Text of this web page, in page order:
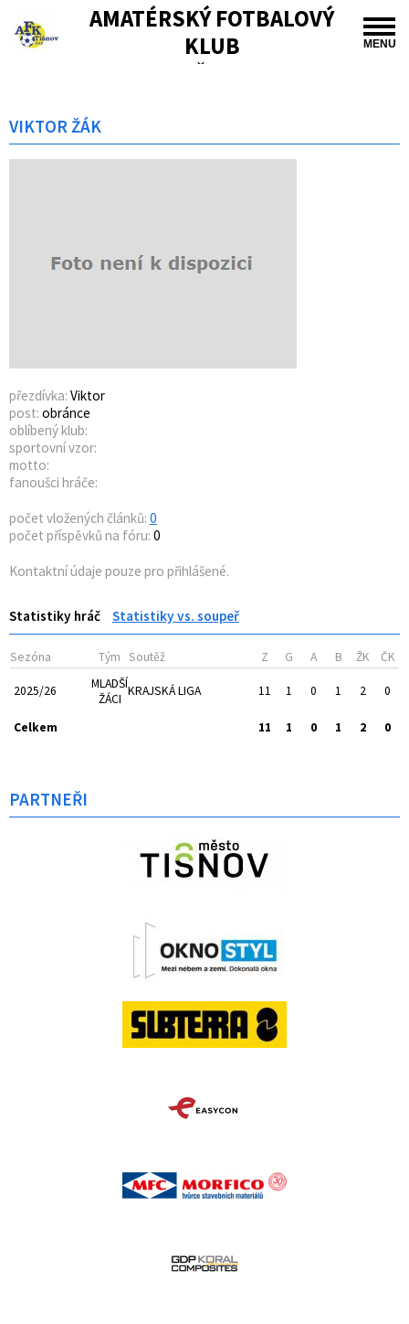
MENU
AMATÉRSKÝ FOTBALOVÝ
KLUB
TIŠNOV
VIKTOR ŽÁK
přezdívka: Viktor
post: obránce
oblíbený klub:
sportovní vzor:
motto:
fanoušci hráče:
počet vložených článků: 0
počet příspěvků na fóru: 0
Kontaktní údaje pouze pro přihlášené.
Statistiky hráč Statistiky vs. soupeř
Sezóna Tým Soutěž Z G A B ŽK ČK
2025/26
MLADŠÍ
ŽÁCI
KRAJSKÁ LIGA 11 1 0 1 2 0
Celkem 11 1 0 1 2 0
PARTNEŘI